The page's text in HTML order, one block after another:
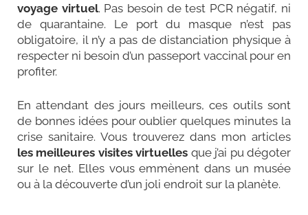
voyage virtuel. Pas besoin de test PCR négatif, ni
de quarantaine. Le port du masque n’est pas
obligatoire, il n’y a pas de distanciation physique à
respecter ni besoin d’un passeport vaccinal pour en
profiter.
En attendant des jours meilleurs,ces outilssont
de bonnes idées pour oublier quelques minutes la
crise sanitaire. Vous trouverez dans mon articles
les meilleures visites virtuelles que j’ai pu dégoter
sur le net. Elles vous emmènent dans un musée
ou à la découverte d’un joli endroit sur la planète.